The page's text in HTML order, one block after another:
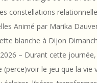
constellations
Animé par Marika
blanche à Dijon
– Durant cette
(perce)voir le jeu que la vie